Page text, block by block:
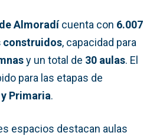
de Almoradícuenta con 6.007
construidos, capacidad para
y un total de 30 aulas. El
para las etapas de
Primaria.
espacios destacan aulas